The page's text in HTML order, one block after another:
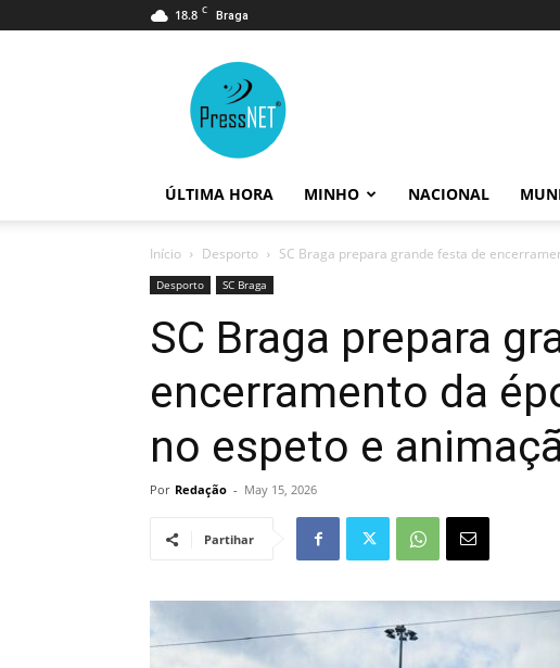
18.8 C Braga
ÚLTIMA HORA MINHO NACIONAL
Início Desporto SC Braga prepara grande festa de
Desporto SC Braga
SC Braga prepara
encerramento da
no espeto e
Por Redação - May 15, 2026
Partihar